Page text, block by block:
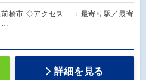
市 ◇アクセス ：最寄り駅／最寄
…
詳細を見る